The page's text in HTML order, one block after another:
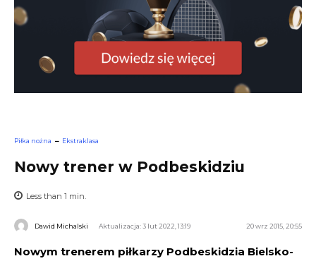
Piłka nożna Ekstraklasa
Nowy trener w Podbeskidziu
Less than 1 min.
Dawid Michalski Aktualizacja: 3 lut 2022, 13:19 20 wrz 2015, 20:55
Nowym trenerem piłkarzy Podbeskidzia Bielsko-